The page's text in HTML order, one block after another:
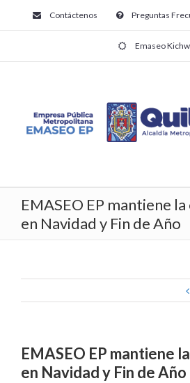
Contáctenos Preguntas
Emaseo
EMASEO EP mantiene
en Navidad y Fin de Año
EMASEO EP mantiene
en Navidad y Fin de Año